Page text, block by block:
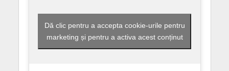
Dă clic pentru a accepta cookie-urile pentru
marketing și pentru a activa acest conținut